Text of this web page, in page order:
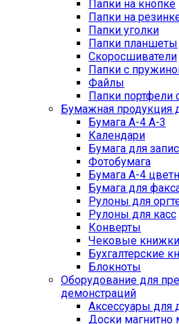
Папки на кнопке
Папки на
Папки уголки
Папки планшеты
Скоросшиватели
Папки с
Файлы
Папки портфели
Бумажная продукция
Бумага А-4 А-3
Календари
Бумага для
Фотобумага
Бумага А-4
Бумага для
Рулоны для
Рулоны для касс
Конверты
Чековые книжки
Бухгалтерские
Блокноты
Оборудование для
демонстраций
Аксессуары для
Доски магнитно